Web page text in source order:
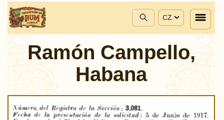
CZ
Ramón Campello,
Habana